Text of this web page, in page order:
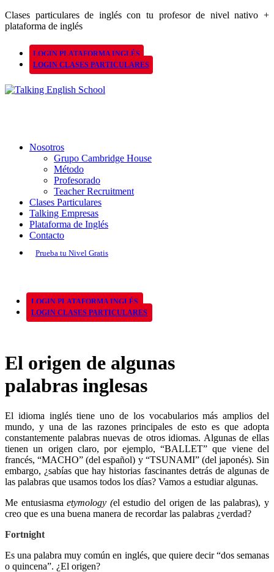
Clases particulares de inglés con tu profesor de nivel nativo +
plataforma de inglés
LOGIN PLATAFORMA INGLÉS
LOGIN CLASES PARTICULARES
Nosotros
Grupo Cambridge House
Método
Profesorado
Teacher Recruitment
Clases Particulares
Talking Empresas
Plataforma de Inglés
Contacto
Prueba tu Nivel Gratis
LOGIN PLATAFORMA INGLÉS
LOGIN CLASES PARTICULARES
El origen de algunas
palabras inglesas
El idioma inglés tiene uno de los vocabularios más amplios del
mundo, y una de las razones principales de esto es que adopta
constantemente palabras nuevas de otros idiomas. Algunas de ellas
tienen un origen claro, por ejemplo, “BALLET” que viene del
francés, “MACHO” (del español) y “TSUNAMI” (del japonés). Sin
embargo, ¿sabías que hay historias fascinantes detrás de algunas de
las palabras que usamos todos los días? Vamos a estudiar algunas.
Me entusiasmaetymology (el estudio del origen de las palabras), y
creo que es una buena manera de recordar las palabras ¿verdad?
Fortnight
Es una palabra muy común en inglés, que quiere decir “dos semanas
o quincena”. ¿El origen?